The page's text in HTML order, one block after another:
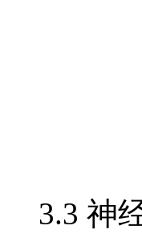
3.3 神